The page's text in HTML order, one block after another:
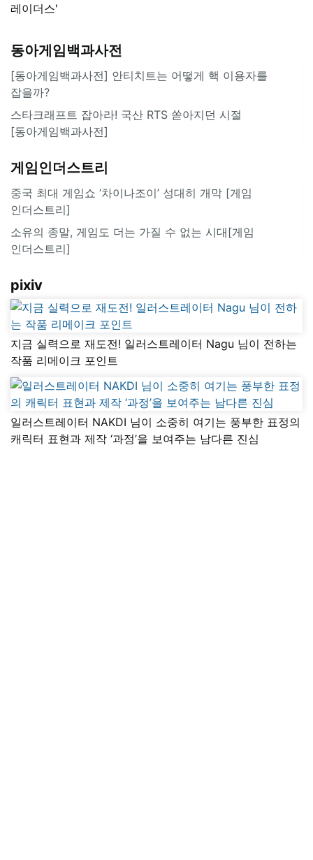
레이더스'
동아게임백과사전
[동아게임백과사전] 안티치트는 어떻게 핵 이용자를
잡을까?
스타크래프트 잡아라! 국산 RTS 쏟아지던 시절
[동아게임백과사전]
게임인더스트리
중국 최대 게임쇼 ‘차이나조이’ 성대히 개막 [게임
인더스트리]
소유의 종말, 게임도 더는 가질 수 없는 시대[게임
인더스트리]
pixiv
지금 실력으로 재도전! 일러스트레이터 Nagu 님이 전하는
작품 리메이크 포인트
일러스트레이터 NAKDI 님이 소중히 여기는 풍부한 표정의
캐릭터 표현과 제작 ‘과정’을 보여주는 남다른 진심